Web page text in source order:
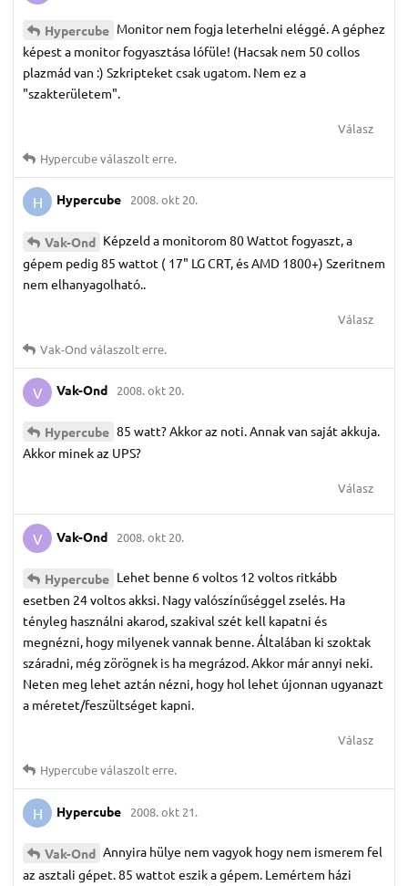
Hypercube Monitor nem fogja leterhelni eléggé. A géphez
képest a monitor fogyasztása lófüle! (Hacsak nem 50 collos
plazmád van :) Szkripteket csak ugatom. Nem ez a
"szakterületem".
Válasz
Hypercubeválaszolt erre.
H Hypercube 2008. okt 20.
Vak-Ond Képzeld a monitorom 80 Wattot fogyaszt, a
gépem pedig 85 wattot ( 17" LG CRT, és AMD 1800+) Szeritnem
nem elhanyagolható..
Válasz
Vak-Ond válaszolt erre.
V Vak-Ond 2008. okt 20.
Hypercube 85 watt? Akkor az noti. Annak van saját akkuja.
Akkor minek az UPS?
Válasz
V Vak-Ond 2008. okt 20.
Hypercube Lehet benne 6 voltos 12 voltos ritkább
esetben 24 voltos akksi. Nagy valószínűséggel zselés. Ha
tényleg használni akarod, szakival szét kell kapatni és
megnézni, hogy milyenek vannak benne. Általában ki szoktak
száradni, még zörögnek is ha megrázod. Akkor már annyi neki.
Neten meg lehet aztán nézni, hogy hol lehet újonnan ugyanazt
a méretet/feszültséget kapni.
Válasz
Hypercubeválaszolt erre.
H Hypercube 2008. okt 21.
Vak-Ond Annyira hülye nem vagyok hogy nem ismerem fel
az asztali gépet. 85 wattot eszik a gépem. Lemértem házi